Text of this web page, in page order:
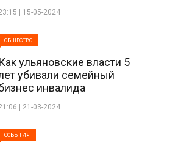
| 15-05-2024
ОБЩЕСТВО
Как ульяновские власти 5
убивали семейный
инвалида
| 21-03-2024
СОБЫТИЯ